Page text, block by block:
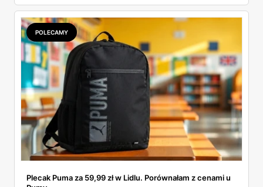
pojawi się w gazetkach w przyszłym tygodniu i czy jest
sens kupować jesień, zanim skończą się wakacje.
POLECAMY
Plecak Puma za 59,99 zł w Lidlu. Porównałam z cenami u